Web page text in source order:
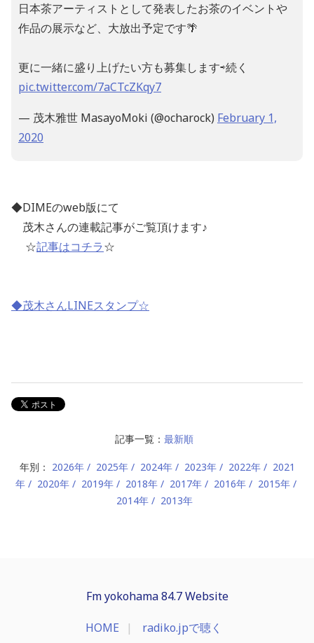
日本茶アーティストとして発表したお茶のイベントや
作品の展示など、大放出予定です🌴
更に一緒に盛り上げたい方も募集します⇨続く
pic.twitter.com/7aCTcZKqy7
— 茂木雅世 MasayoMoki (@ocharock) February 1,
2020
◆DIMEのweb版にて
茂木さんの連載記事がご覧頂けます♪
☆記事はコチラ☆
◆茂木さんLINEスタンプ☆
記事一覧： 最新順
年別： 2026年 2025年 2024年 2023年 2022年
2021
年
2020年 2019年 2018年 2017年 2016年
2015年
2014年
2013年
Fm yokohama 84.7 Website
HOME radiko.jpで聴く